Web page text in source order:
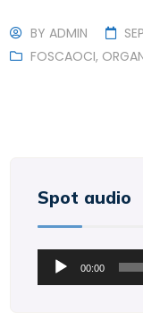
BYADMIN
FOSCAOCI,
Spot audio
Lecteur
audio
00:00